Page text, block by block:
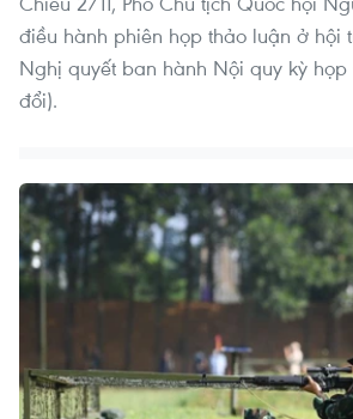
điều hành phiên họp thảo luận ở hội
Nghị quyết ban hành Nội quy kỳ họp
đổi).